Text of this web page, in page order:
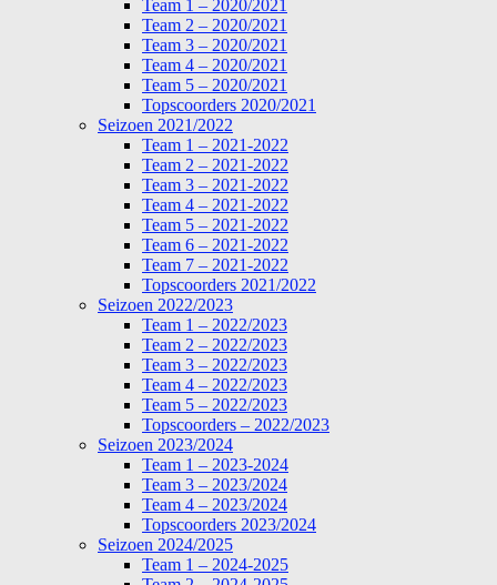
Team 1 – 2020/2021
Team 2 – 2020/2021
Team 3 – 2020/2021
Team 4 – 2020/2021
Team 5 – 2020/2021
Topscoorders 2020/2021
Seizoen 2021/2022
Team 1 – 2021-2022
Team 2 – 2021-2022
Team 3 – 2021-2022
Team 4 – 2021-2022
Team 5 – 2021-2022
Team 6 – 2021-2022
Team 7 – 2021-2022
Topscoorders 2021/2022
Seizoen 2022/2023
Team 1 – 2022/2023
Team 2 – 2022/2023
Team 3 – 2022/2023
Team 4 – 2022/2023
Team 5 – 2022/2023
Topscoorders – 2022/2023
Seizoen 2023/2024
Team 1 – 2023-2024
Team 3 – 2023/2024
Team 4 – 2023/2024
Topscoorders 2023/2024
Seizoen 2024/2025
Team 1 – 2024-2025